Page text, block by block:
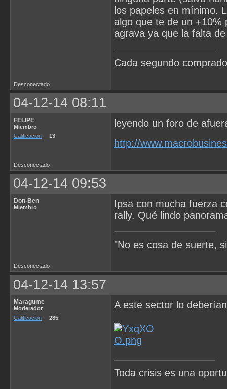
los papeles en mínimo.
algo que te de un +10%
agrava ya que la falta
Cada segundo
Desconectado
04-12-14 08:11
FELIPE
Miembro
Calificacion : 13
leyendo un foro de
http://
Desconectado
04-12-14 09:53
Don-Ben
Miembro
Ipsa con mucha fuerza
rally. Qué lindo
"No es cosa de suerte,
Desconectado
04-12-14 13:57
Maragume
Moderador
Calificacion : 285
A este sector lo
Toda crisis es una